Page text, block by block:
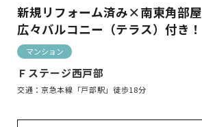
新規リフォーム済み×南東角部
広々バルコニー（テラス）付き！
マンション
Ｆステージ西戸部
交通：京急本線「戸部駅」徒歩18分